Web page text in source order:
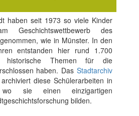
haben seit 1973 so viele Kinder
Geschichtswettbewerb des
wie in Münster. In den
entstanden hier rund 1.700
historische Themen für die
haben. DasStadtarchiv
diese Schülerarbeiten in
sie einen einzigartigen
bilden.